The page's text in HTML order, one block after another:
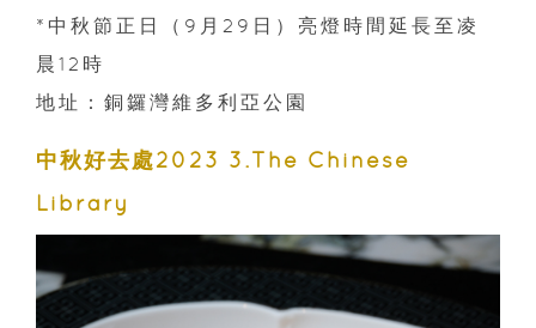
*中秋節正日（9月29日）亮燈時間延長至凌
晨12時
地址：銅鑼灣維多利亞公園
中秋好去處2023 3.The Chinese
Library